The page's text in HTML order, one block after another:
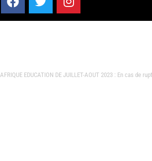
AFRIQUE EDUCATION DE JUILLET-AOUT 2023 : En cas